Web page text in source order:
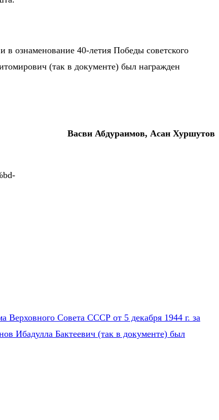
в ознаменование 40-летия Победы советского
(так в документе) был награжден
Васви Абдураимов, Асан Хуршутов
Верховного Совета СССР от 5 декабря 1944 г. за
Ибадулла Бактеевич (так в документе) был